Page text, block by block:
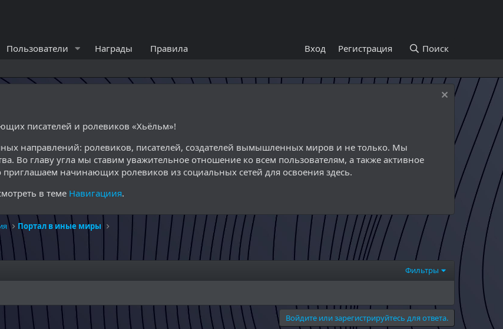
Пользователи Награды Правила Вход Регистрация Поиск
писателей и ролевиков «Хьёльм»!
направлений: ролевиков, писателей, создателей вымышленных миров и не только. Мы
Во главу угла мы ставим уважительное отношение ко всем пользователям, а также активное
начинающих ролевиков из социальных сетей для освоения здесь.
в теме Навигациия.
Портал в иные миры
Фильтры
Войдите или зарегистрируйтесь для ответа.